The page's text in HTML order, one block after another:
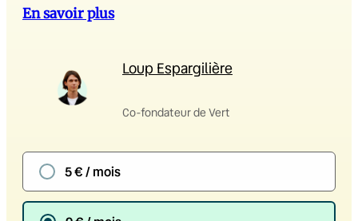
En savoir plus
Loup Espargilière
Co-fondateur de Vert
5 € / mois